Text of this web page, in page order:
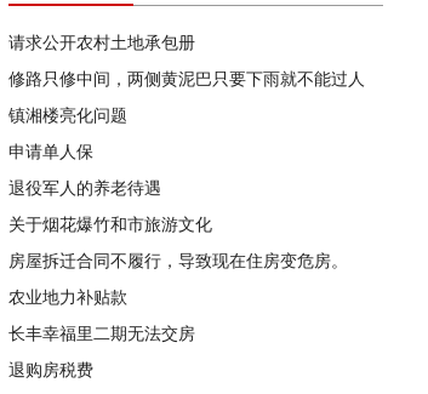
请求公开农村土地承包册
修路只修中间，两侧黄泥巴只要下雨就不能过人
镇湘楼亮化问题
申请单人保
退役军人的养老待遇
关于烟花爆竹和市旅游文化
房屋拆迁合同不履行，导致现在住房变危房。
农业地力补贴款
长丰幸福里二期无法交房
退购房税费